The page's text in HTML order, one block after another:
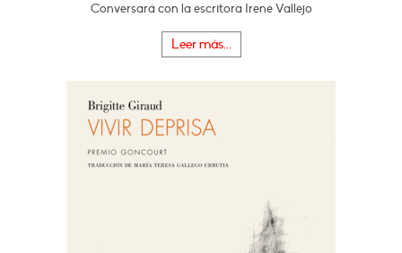
Conversará con la escritora Irene Vallejo
Leer más...